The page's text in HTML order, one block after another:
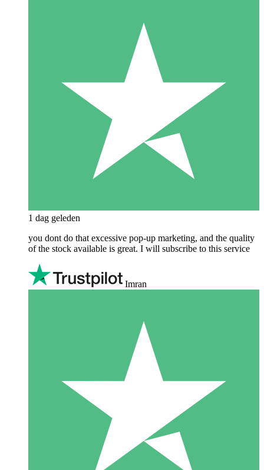
1 dag geleden
you dont do that excessive pop-up marketing, and the quality
of the stock available is great. I will subscribe to this service
Imran